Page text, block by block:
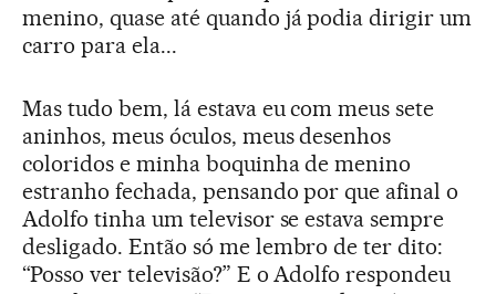
menino, quase até quando já podia dirigir um
carro para ela...
Mas tudo bem, lá estava eu com meus sete
aninhos, meus óculos, meus desenhos
coloridos e minha boquinha de menino
estranho fechada, pensando por que afinal o
Adolfo tinha um televisor se estava sempre
desligado. Então só me lembro de ter dito:
“Posso ver televisão?” E o Adolfo respondeu